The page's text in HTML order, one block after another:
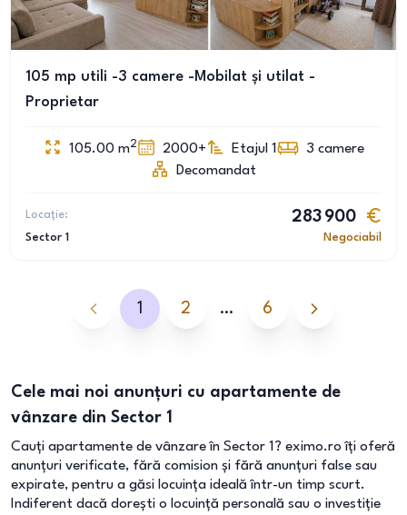
105 mp utili -3 camere -Mobilat și utilat -
Proprietar
105.00 m2 2000+ Etajul 1 3 camere
Decomandat
Locație:
Sector 1
283 900
Negociabil
1 2 … 6
Cele mai noi anunțuri cu apartamente de
vânzare din Sector 1
Cauți apartamente de vânzare în Sector 1? eximo.ro îți oferă
anunțuri verificate, fără comision și fără anunțuri false sau
expirate, pentru a găsi locuința ideală într-un timp scurt.
Indiferent dacă dorești o locuință personală sau o investiție